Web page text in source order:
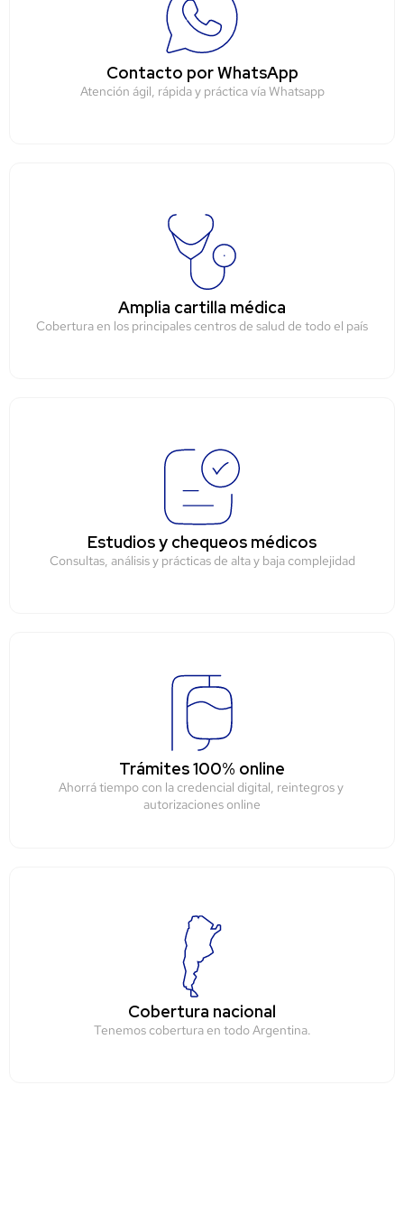
Contacto por WhatsApp
Atención ágil, rápida y práctica vía Whatsapp
Amplia cartilla médica
Cobertura en los principales centros de salud de todo el país
Estudios y chequeos médicos
Consultas, análisis y prácticas de alta y baja complejidad
Trámites 100% online
Ahorrá tiempo con la credencial digital, reintegros y
autorizaciones online
Cobertura nacional
Tenemos cobertura en todo Argentina.